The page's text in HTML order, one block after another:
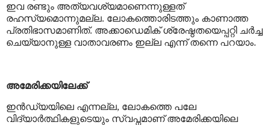
ഇവ രണ്ടും അത്യവശ്യമാണെന്നുള്ളത്
രഹസ്യമൊന്നുമല്ല. ലോകത്തൊരിടത്തും കാണാത്ത
പ്രതിഭാസമാണിത്. അക്കാഡെമിക് ശ്രേഷ്ഠതയെപ്പറ്റി ചർച്ച
ചെയ്യാനുള്ള വാതാവരണം ഇല്ല എന്ന് തന്നെ പറയാം.
അമേരിക്കയിലേക്ക്
ഇൻഡ്യയിലെ എന്നല്ല, ലോകത്തെ പലേ
വിദ്യാർത്ഥികളുടെയും സ്വപ്നമാണ് അമേരിക്കയിലെ